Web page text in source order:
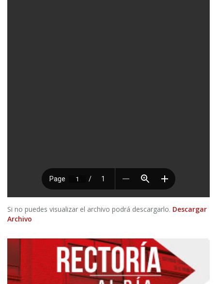
Si no puedes visualizar el archivo podrá descargarlo. Descargar
Archivo